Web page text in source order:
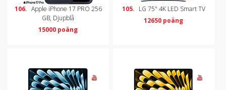
106. Apple iPhone 17 PRO 256
GB, Djupblå
15000 poäng
105. LG 75" 4K LED Smart TV
12650 poäng